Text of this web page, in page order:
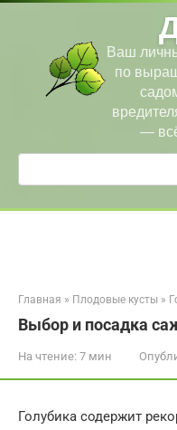
Перейти
Ваш
по
—
Поиск:
Главная » Плодовые кусты »
Выбор и посадка
На чтение: 7 мин
Голубика содержит